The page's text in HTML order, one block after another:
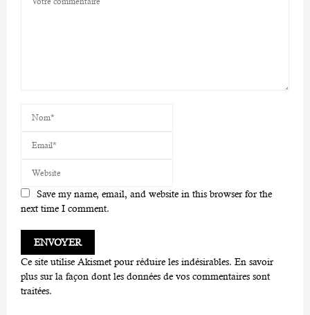
Save my name, email, and website in this browser for the
next time I comment.
Ce site utilise Akismet pour réduire les indésirables. En savoir
plus sur la façon dont les données de vos commentaires sont
traitées.